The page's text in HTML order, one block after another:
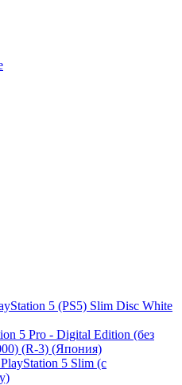
5 (PS5) Slim Disc White
5 Pro - Digital Edition (без
(R-3) (Япония)
5 Slim (с